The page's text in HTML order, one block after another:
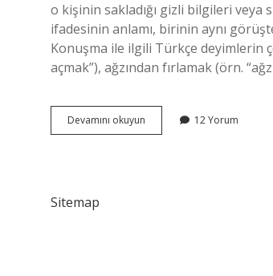
o kişinin sakladığı gizli bilgileri veya
ifadesinin anlamı, birinin aynı
Konuşma ile ilgili Türkçe deyimlerin
açmak”), ağzından fırlamak (örn.
Devamını okuyun
Deyim
12 Yorum
Sitemap